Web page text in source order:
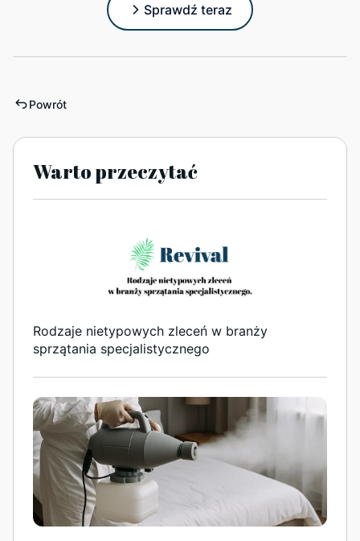
Powrót
Sprawdź teraz
Warto przeczytać
Rodzaje nietypowych zleceń w branży
sprzątania specjalistycznego